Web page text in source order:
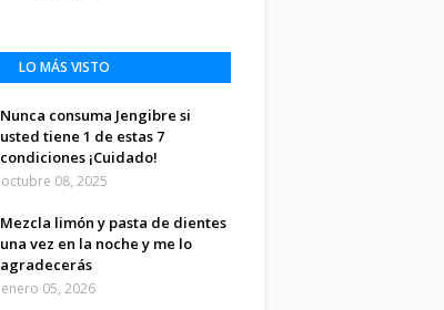
LO MÁS VISTO
Nunca consuma Jengibre si
usted tiene 1 de estas 7
condiciones ¡Cuidado!
octubre 08, 2025
Mezcla limón y pasta de dientes
una vez en la noche y me lo
agradecerás
enero 05, 2026